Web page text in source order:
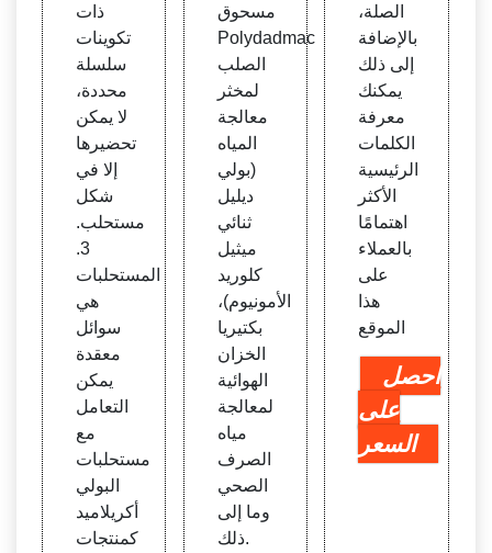
ذات
تكوينات
سلسلة
محددة،
لا يمكن
تحضيرها
إلا في
شكل
مستحلب.
3.
المستحلبات
هي
سوائل
معقدة
يمكن
التعامل
مع
مستحلبات
البولي
أكريلاميد
كمنتجات
مسحوق
Polydadmac
الصلب
لمخثر
معالجة
المياه
(بولي
ديليل
ثنائي
ميثيل
كلوريد
الأمونيوم)،
بكتيريا
الخزان
الهوائية
لمعالجة
مياه
الصرف
الصحي
وما إلى
ذلك.
الصلة،
بالإضافة
إلى ذلك
يمكنك
معرفة
الكلمات
الرئيسية
الأكثر
اهتمامًا
بالعملاء
على
هذا
الموقع
احصل
على
السعر